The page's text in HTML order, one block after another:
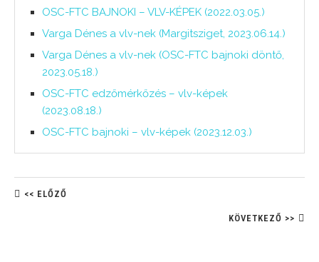
OSC-FTC BAJNOKI – VLV-KÉPEK (2022.03.05.)
Varga Dénes a vlv-nek (Margitsziget, 2023.06.14.)
Varga Dénes a vlv-nek (OSC-FTC bajnoki döntő,
2023.05.18.)
OSC-FTC edzőmérkőzés – vlv-képek
(2023.08.18.)
OSC-FTC bajnoki – vlv-képek (2023.12.03.)
<< ELŐZŐ
KÖVETKEZŐ >>